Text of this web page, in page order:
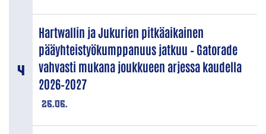
26.06.
Hartwallin ja Jukurien pitkäaikainen
pääyhteistyökumppanuus jatkuu – Gatorade
vahvasti mukana joukkueen arjessa kaudella
2026–2027